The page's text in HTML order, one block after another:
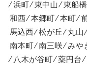
⁄ 浜町 ⁄ 東中山 ⁄ 東船
和西 ⁄ 本郷町 ⁄ 本町 ⁄
馬込西 ⁄ 松が丘 ⁄ 丸山
南本町 ⁄ 南三咲 ⁄ みや
⁄ 八木が谷町 ⁄ 薬円台